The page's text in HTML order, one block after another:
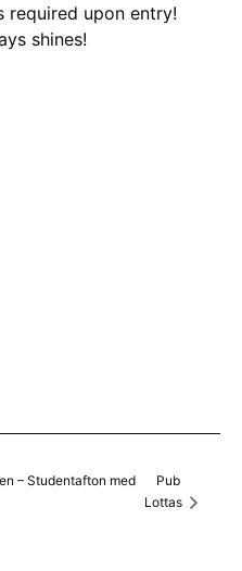
required upon entry!
shines!
– Studentafton med
Pub
Lottas